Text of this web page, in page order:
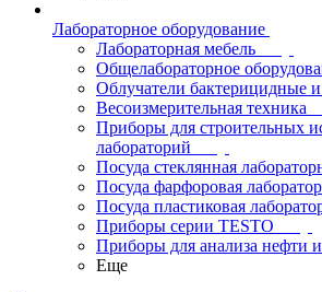
Лабораторное оборудование
Лабораторная мебель
Общелабораторное
Облучатели бактерицидные
Весоизмерительная техника
Приборы для строительных
лабораторий
Посуда стеклянная
Посуда фарфоровая
Посуда пластиковая
Приборы серии TESTO
Приборы для анализа нефти
Еще